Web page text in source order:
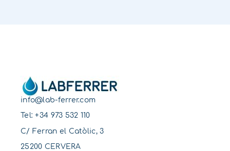
info@lab-ferrer.com
Tel:+34 973 532 110
C/ Ferran el Catòlic, 3
25200 CERVERA